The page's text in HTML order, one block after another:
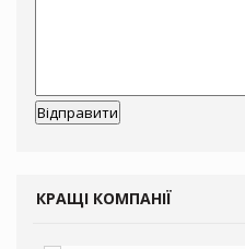
КРАЩІ КОМПАНІЇ